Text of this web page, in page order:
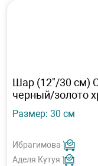
Шар (12"/30 см)
черный/золото
Размер: 30 см
Ибрагимова
Аделя Кутуя